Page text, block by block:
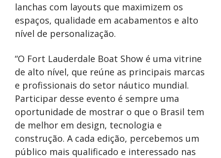
lanchas com layouts que maximizem os
espaços, qualidade em acabamentos e alto
nível de personalização.
“O Fort Lauderdale Boat Show é uma vitrine
de alto nível, que reúne as principais marcas
e profissionais do setor náutico mundial.
Participar desse evento é sempre uma
oportunidade de mostrar o que o Brasil tem
de melhor em design, tecnologia e
construção. A cada edição, percebemos um
público mais qualificado e interessado nas